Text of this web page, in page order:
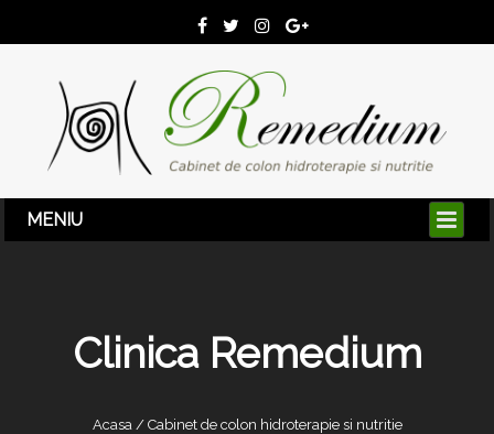
Clinica Remedium
Acasa / Cabinet de colon hidroterapie si nutritie